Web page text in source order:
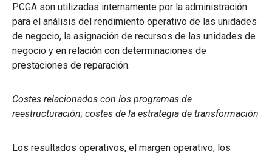
PCGA son utilizadas internamente por la administración
para el análisis del rendimiento operativo de las unidades
de negocio, la asignación de recursos de las unidades de
negocio y en relación con determinaciones de
prestaciones de reparación.
Costes relacionados con los programas de
reestructuración; costes de la estrategia de transformación
Los resultados operativos, el margen operativo, los